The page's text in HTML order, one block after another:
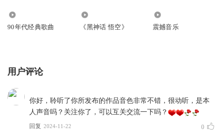
90年代经典歌曲 《黑神话 悟空》 震撼音乐
用户评论
你好，聆听了你所发布的作品音色非常不错，很动听，是本
人声音吗？关注你了，可以互关交流一下吗？
回复 2024-11-22 0